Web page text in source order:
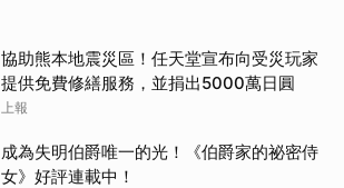
協助熊本地震災區！任天堂宣布向受災玩家
提供免費修繕服務，並捐出5000萬日圓
上報
成為失明伯爵唯一的光！《伯爵家的祕密侍
女》好評連載中！